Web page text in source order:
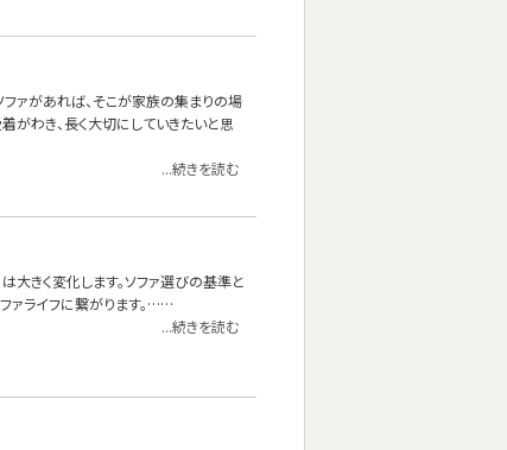
ァがあれば、そこが家族の集まりの場
がわき、長く大切にしていきたいと思
...続きを読む
は大きく変化します。ソファ選びの基準と
ァライフに繋がります。……
...続きを読む